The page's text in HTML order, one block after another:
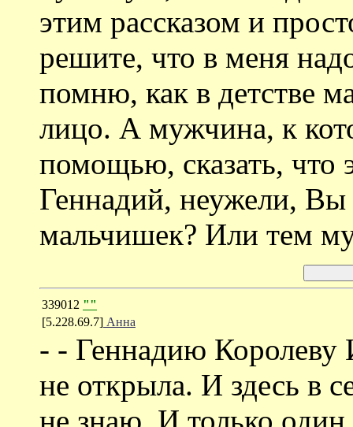
этим рассказом и
решите, что в меня
помню, как в детстве
лицо. А мужчина, к
помощью, сказать, что
Геннадий, неужели, Вы
мальчишек? Или тем
339012 ""
[5.228.69.7] Анна
- - Геннадию Королеву
не открыла. И здесь в